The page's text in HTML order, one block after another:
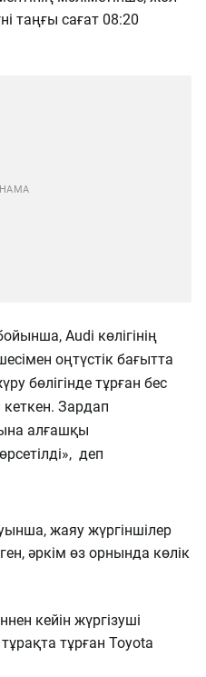
таңғы сағат 08:20
Audi көлігінің
оңтүстік бағытта
бөлігінде тұрған бес
кеткен. Зардап
алғашқы
деп
жаяу жүргіншілер
әркім өз орнында көлік
кейін жүргізуші
тұрған Toyota